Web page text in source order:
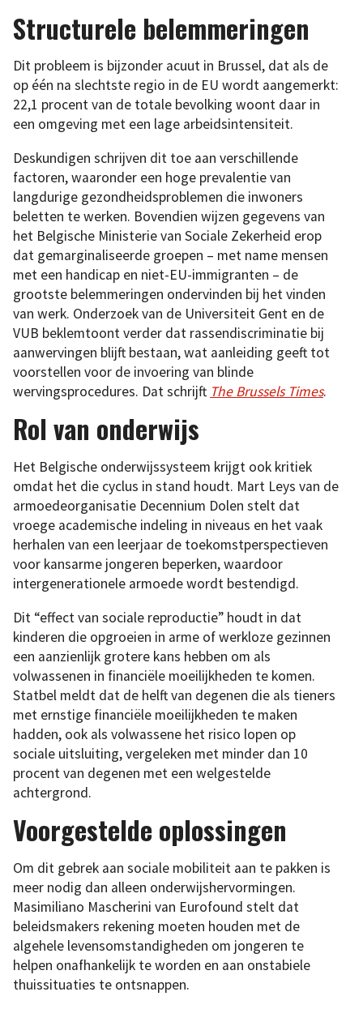
Structurele belemmeringen
Dit probleem is bijzonder acuut in Brussel, dat als de
op één na slechtste regio in de EU wordt aangemerkt:
22,1 procent van de totale bevolking woont daar in
een omgeving met een lage arbeidsintensiteit.
Deskundigen schrijven dit toe aan verschillende
factoren, waaronder een hoge prevalentie van
langdurige gezondheidsproblemen die inwoners
beletten te werken. Bovendien wijzen gegevens van
het Belgische Ministerie van Sociale Zekerheid erop
dat gemarginaliseerde groepen – met name mensen
met een handicap en niet-EU-immigranten – de
grootste belemmeringen ondervinden bij het vinden
van werk. Onderzoek van de Universiteit Gent en de
VUB beklemtoont verder dat rassendiscriminatie bij
aanwervingen blijft bestaan, wat aanleiding geeft tot
voorstellen voor de invoering van blinde
wervingsprocedures. Dat schrijft The Brussels Times.
Rol van onderwijs
Het Belgische onderwijssysteem krijgt ook kritiek
omdat het die cyclus in stand houdt. Mart Leys van de
armoedeorganisatie Decennium Dolen stelt dat
vroege academische indeling in niveaus en het vaak
herhalen van een leerjaar de toekomstperspectieven
voor kansarme jongeren beperken, waardoor
intergenerationele armoede wordt bestendigd.
Dit “effect van sociale reproductie” houdt in dat
kinderen die opgroeien in arme of werkloze gezinnen
een aanzienlijk grotere kans hebben om als
volwassenen in financiële moeilijkheden te komen.
Statbel meldt dat de helft van degenen die als tieners
met ernstige financiële moeilijkheden te maken
hadden, ook als volwassene het risico lopen op
sociale uitsluiting, vergeleken met minder dan 10
procent van degenen met een welgestelde
achtergrond.
Voorgestelde oplossingen
Om dit gebrek aan sociale mobiliteit aan te pakken is
meer nodig dan alleen onderwijshervormingen.
Masimiliano Mascherini van Eurofound stelt dat
beleidsmakers rekening moeten houden met de
algehele levensomstandigheden om jongeren te
helpen onafhankelijk te worden en aan onstabiele
thuissituaties te ontsnappen.